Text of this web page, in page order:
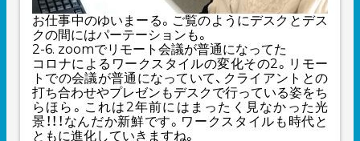
お仕事中のゆいまーる。ご覧のようにデスクとデス
クの間にはパーテーションも。
2-6. zoomでリモート会議が普通になってた
コロナによるワークスタイルの変化その2。リモー
トでの会議が普通になっていて、クライアントとの
打ち合わせやプレゼンもデスクで行っている姿をち
らほら。これは2年前にはまったく見なかった光
景！！！なんだか新鮮です。ワークスタイルも時代と
ともに進化していきますね。